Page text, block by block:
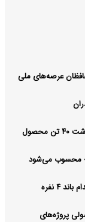
عرصه‌های ملی
محسوب می‌شود
۴ نفره
پروژه‌های